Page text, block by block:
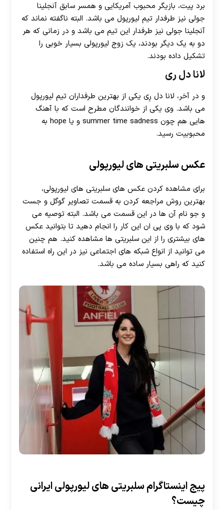
برد پیت، بازیگر محبوب آمریکایی و همسر سابق آنجلینا
جولی نیز طرفدار تیم لیورپول می باشد. البته ناگفته نماند که
آنجلینا جولی نیز طرفدار این تیم می باشد و در زمانی که هر
دو به یک دیگر بودند، یک زوج لیورپولی بسیار خوبی را
تشکیل داده بودند.
لانا دل ری
و در آخر، لانا دل رِی یکی از بهترین طرفداران تیم لیورپول
می باشد. وی یکی از خوانندگان مطرح است که با آهنگ
هایی هم چون summer time sadness و یا hope به
محبوبیت رسید.
عکس سلبریتی های لیورپولی
برای مشاهده کردن عکس های سلبریتی های لیورپولی،
بهترین روش مراجعه کردن به قسمت تصاویر گوگل و جست
و جو نام آن ها در این قسمت می باشد. البته توصیه می
شود که با وی پی ان این کار را انجام دهید تا بتوانید عکس
های بیشتری را از این سلبریتی ها مشاهده کنید. هم چنین
می توانید از انواع شبکه های اجتماعی نیز در این راه استفاده
کنید که راهی بسیار ساده می باشد.
پیج اینستاگرام سلبریتی های لیورپولی ایرانی
چیست؟